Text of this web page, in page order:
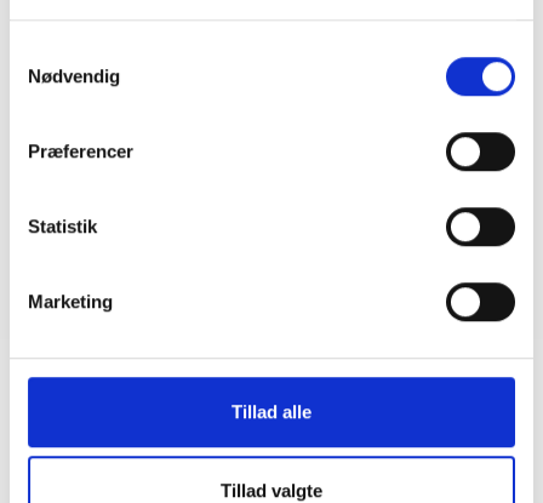
Nødvendig
Præferencer
Statistik
Marketing
Tillad alle
Tillad valgte
Bent Madsen
Download høringssvaret som